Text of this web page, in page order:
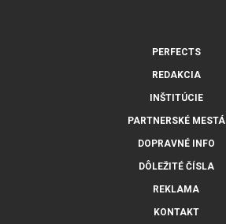
PERFECTS
REDAKCIA
INŠTITÚCIE
PARTNERSKÉ MESTÁ
DOPRAVNÉ INFO
DÔLEŽITÉ ČÍSLA
REKLAMA
KONTAKT